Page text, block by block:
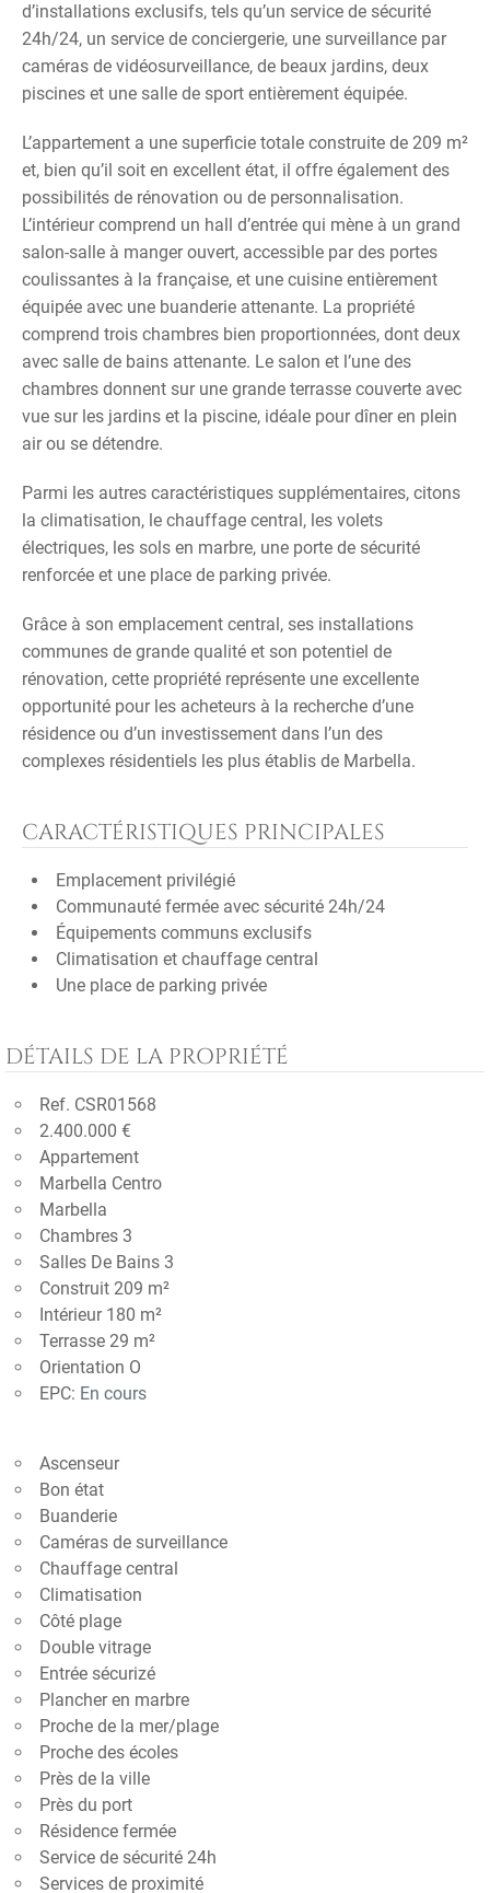
d’installations exclusifs, tels qu’un service de sécurité
24h/24, un service de conciergerie, une surveillance par
caméras de vidéosurveillance, de beaux jardins, deux
piscines et une salle de sport entièrement équipée.
L’appartement a une superficie totale construite de 209 m²
et, bien qu’il soit en excellent état, il offre également des
possibilités de rénovation ou de personnalisation.
L’intérieur comprend un hall d’entrée qui mène à un grand
salon-salle à manger ouvert, accessible par des portes
coulissantes à la française, et une cuisine entièrement
équipée avec une buanderie attenante. La propriété
comprend trois chambres bien proportionnées, dont deux
avec salle de bains attenante. Le salon et l’une des
chambres donnent sur une grande terrasse couverte avec
vue sur les jardins et la piscine, idéale pour dîner en plein
air ou se détendre.
Parmi les autres caractéristiques supplémentaires, citons
la climatisation, le chauffage central, les volets
électriques, les sols en marbre, une porte de sécurité
renforcée et une place de parking privée.
Grâce à son emplacement central, ses installations
communes de grande qualité et son potentiel de
rénovation, cette propriété représente une excellente
opportunité pour les acheteurs à la recherche d’une
résidence ou d’un investissement dans l’un des
complexes résidentiels les plus établis de Marbella.
CARACTÉRISTIQUES PRINCIPALES
Emplacement privilégié
Communauté fermée avec sécurité 24h/24
Équipements communs exclusifs
Climatisation et chauffage central
Une place de parking privée
DÉTAILS DE LA PROPRIÉTÉ
Ref. CSR01568
2.400.000 €
Appartement
Marbella Centro
Marbella
Chambres 3
Salles De Bains 3
Construit 209 m²
Intérieur 180 m²
Terrasse 29 m²
Orientation O
EPC: En cours
Ascenseur
Bon état
Buanderie
Caméras de surveillance
Chauffage central
Climatisation
Côté plage
Double vitrage
Entrée sécurizé
Plancher en marbre
Proche de la mer/plage
Proche des écoles
Près de la ville
Près du port
Résidence fermée
Service de sécurité 24h
Services de proximité